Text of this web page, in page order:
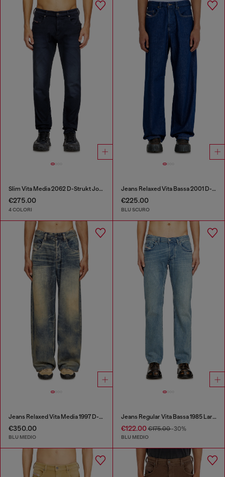
Slim Vita Media 2062 D-Strukt Joggjeans®
€275.00
4 COLORI
Jeans Relaxed Vita Bassa 2001 D-Macro
€225.00
BLU SCURO
Jeans Relaxed Vita Media 1997 D-Enim-M
€350.00
BLU MEDIO
Jeans Regular Vita Bassa 1985 Larkee
€122.00€175.00-30%
BLU MEDIO